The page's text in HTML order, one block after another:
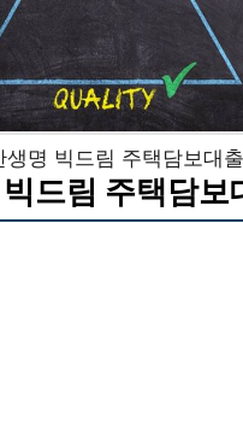
생명 빅드림 주택담보대출
드림 주택담보